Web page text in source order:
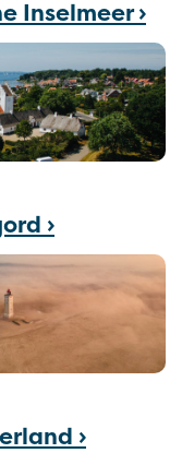
Inselmeer ›
›
›